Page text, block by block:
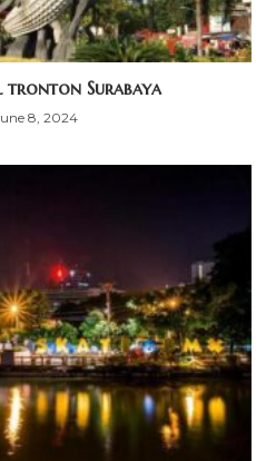
tronton Surabaya
8, 2024